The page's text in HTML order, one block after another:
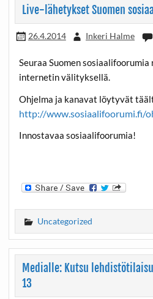
Live-lähetykset Suomen
26.4.2014 Inkeri Halme
Seuraa Suomen
internetin välityksellä.
Ohjelma ja kanavat löytyvät
http://www.sosiaalifoorumi.fi/
Innostavaa sosiaalifoorumia!
Uncategorized
Medialle: Kutsu
13